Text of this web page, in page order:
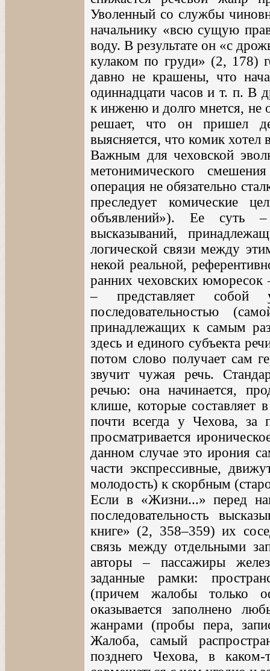
Уволенный со службы
начальнику «всю сущую
воду. В результате он «с
кулаком по груди» (2, 178)
давно не крашены, что
одиннадцати часов и т. п. В
к инженю и долго мнется, не
решает, что он пришел
выясняется, что комик
Важным для чеховской
метонимического
операция не обязательно
преследует комические
объявлений»). Ее суть –
высказываний,
логической связи между
некой реальной,
ранних чеховских
– представляет собой
последовательностью
принадлежащих к самым
здесь и единого субъекта
потом слово получает сам
звучит чужая речь.
речью: она начинается,
клише, которые составляет
почти всегда у Чехова, за
просматривается
данном случае это ирония
части экспрессивные,
молодость) к скорбным
Если в «Жизни...» перед
последовательность
книге» (2, 358–359) их
связь между отдельными
авторы – пассажиры
заданные рамки:
(причем жалобы только
оказывается заполнено
жанрами (пробы пера,
Жалоба, самый
позднего Чехова, в